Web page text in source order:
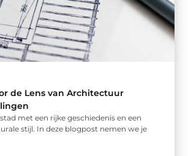
de Lens van Architectuur
met een rijke geschiedenis en een
stijl. In deze blogpost nemen we je